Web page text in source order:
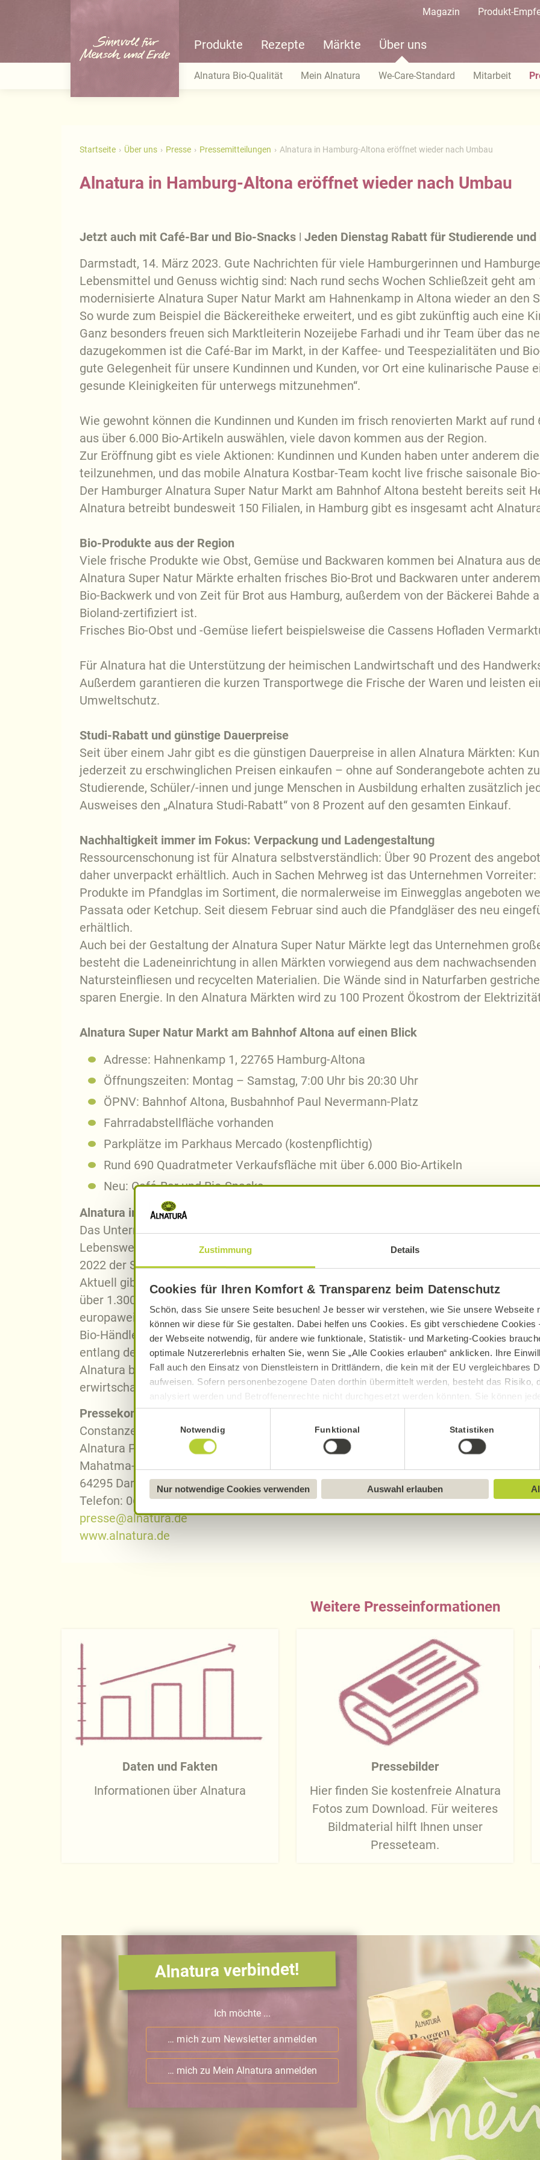
Zustimmung Details
Cookies für Ihren Komfort & Transparenz beim Datenschutz
Schön, dass Sie unsere Seite besuchen! Je besser wir verstehen, wie Sie unsere Webseite
können wir diese für Sie gestalten. Dabei helfen uns Cookies. Es gibt verschiedene Cookies
der Webseite notwendig, für andere wie funktionale, Statistik- und Marketing-Cookies
optimale Nutzererlebnis erhalten Sie, wenn Sie „Alle Cookies erlauben“ anklicken. Ihre
Fall auch den Einsatz von Dienstleistern in Drittländern, die kein mit der EU vergleichbares
aufweisen. Sofern personenbezogene Daten dorthin übermittelt werden, besteht das Risiko,
analysiert werden und Betroffenenrechte nicht durchgesetzt werden könnten. Sie können
Datenverarbeitung und -übermittlung widerrufen und Tools deaktivieren. Ausführliche
Datenschutzerklärung
Näheres über uns erfahren Sie in unseremImpressum
Notwendig Funktional Statistiken
Nur notwendige Cookies verwenden Auswahl erlauben
Magazin Produkt-
Produkte Rezepte Märkte Über uns
Alnatura Bio-Qualität Mein Alnatura We-Care-Standard Mitarbeit
Startseite Über uns Presse Pressemitteilungen Alnatura in Hamburg-Altona eröffnet wieder nach Umbau
Alnatura in Hamburg-Altona eröffnet wieder nach Umbau
Jetzt auch mit Café-Bar und Bio-Snacks ǀ Jeden Dienstag Rabatt für Studierende und
Darmstadt, 14. März 2023. Gute Nachrichten für viele Hamburgerinnen und
Lebensmittel und Genuss wichtig sind: Nach rund sechs Wochen Schließzeit geht
modernisierte Alnatura Super Natur Markt am Hahnenkamp in Altona wieder an den
So wurde zum Beispiel die Bäckereitheke erweitert, und es gibt zukünftig auch eine
Ganz besonders freuen sich Marktleiterin Nozeijebe Farhadi und ihr Team über das
dazugekommen ist die Café-Bar im Markt, in der Kaffee- und Teespezialitäten und
gute Gelegenheit für unsere Kundinnen und Kunden, vor Ort eine kulinarische Pause
gesunde Kleinigkeiten für unterwegs mitzunehmen“.
Wie gewohnt können die Kundinnen und Kunden im frisch renovierten Markt auf
aus über 6.000 Bio-Artikeln auswählen, viele davon kommen aus der Region.
Zur Eröffnung gibt es viele Aktionen: Kundinnen und Kunden haben unter anderem
teilzunehmen, und das mobile Alnatura Kostbar-Team kocht live frische saisonale
Der Hamburger Alnatura Super Natur Markt am Bahnhof Altona besteht bereits seit
Alnatura betreibt bundesweit 150 Filialen, in Hamburg gibt es insgesamt acht
Bio-Produkte aus der Region
Viele frische Produkte wie Obst, Gemüse und Backwaren kommen bei Alnatura aus
Alnatura Super Natur Märkte erhalten frisches Bio-Brot und Backwaren unter
Bio-Backwerk und von Zeit für Brot aus Hamburg, außerdem von der Bäckerei Bahde
Bioland-zertifiziert ist.
Frisches Bio-Obst und -Gemüse liefert beispielsweise die Cassens Hofladen
Für Alnatura hat die Unterstützung der heimischen Landwirtschaft und des
Außerdem garantieren die kurzen Transportwege die Frische der Waren und leisten
Umweltschutz.
Studi-Rabatt und günstige Dauerpreise
Seit über einem Jahr gibt es die günstigen Dauerpreise in allen Alnatura Märkten:
jederzeit zu erschwinglichen Preisen einkaufen – ohne auf Sonderangebote achten
Studierende, Schüler/-innen und junge Menschen in Ausbildung erhalten zusätzlich
Ausweises den „Alnatura Studi-Rabatt“ von 8 Prozent auf den gesamten Einkauf.
Nachhaltigkeit immer im Fokus: Verpackung und Ladengestaltung
Ressourcenschonung ist für Alnatura selbstverständlich: Über 90 Prozent des
daher unverpackt erhältlich. Auch in Sachen Mehrweg ist das Unternehmen
Produkte im Pfandglas im Sortiment, die normalerweise im Einwegglas angeboten
Passata oder Ketchup. Seit diesem Februar sind auch die Pfandgläser des neu
erhältlich.
Auch bei der Gestaltung der Alnatura Super Natur Märkte legt das Unternehmen
besteht die Ladeneinrichtung in allen Märkten vorwiegend aus dem
Natursteinfliesen und recycelten Materialien. Die Wände sind in Naturfarben
sparen Energie. In den Alnatura Märkten wird zu 100 Prozent Ökostrom der
Alnatura Super Natur Markt am Bahnhof Altona auf einen Blick
Adresse: Hahnenkamp 1, 22765 Hamburg-Altona
Öffnungszeiten: Montag – Samstag, 7:00 Uhr bis 20:30 Uhr
ÖPNV: Bahnhof Altona, Busbahnhof Paul Nevermann-Platz
Fahrradabstellfläche vorhanden
Parkplätze im Parkhaus Mercado (kostenpflichtig)
Rund 690 Quadratmeter Verkaufsfläche mit über 6.000 Bio-Artikeln
Neu: Café-Bar und Bio-Snacks
Alnatura in Zahlen
Das Unternehmen Alnatura wurde 1984 von Götz Rehn gegründet, der bis heute in
Lebenswerk wurde Götz Rehn 2021 mit dem Deutschen Gründerpreis
2022 der Servicebarometer AG die zufriedensten Kundinnen und Kunden in
Aktuell gibt es 150 Alnatura Super Natur Märkte in 72 Städten in 14 Bundesländern.
über 1.300 verschiedene Bio-Lebensmittel produziert. Vertrieben werden diese in
europaweit in 14 Ländern in rund 13.400 Filialen verschiedener Handelspartner. Als
Bio-Händler seit 2021 nach dem neuen umfassenden We-Care-Standard für soziale
entlang der Lieferkette zertifiziert.
Alnatura beschäftigt rund 3.600 Mitarbeiterinnen und Mitarbeiter, darunter 300
erwirtschaftete Alnatura einen Netto-Umsatz von 1,12 Milliarden Euro.
Pressekontakt Alnatura
Constanze Klengel
Alnatura Presse- und Öffentlichkeitsarbeit
Mahatma-Gandhi-Straße 7
64295 Darmstadt
Telefon: 06151 – 356 6693
presse@alnatura.de
www.alnatura.de
Weitere Presseinformationen
Daten und Fakten
Informationen über Alnatura
Pressebilder
Hier finden Sie kostenfreie Alnatura
Fotos zum Download. Für weiteres
Bildmaterial hilft Ihnen unser
Presseteam.
Alnatura verbindet!
Ich möchte ...
… mich zum Newsletter anmelden
… mich zu Mein Alnatura anmelden